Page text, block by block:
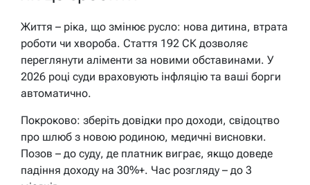
Життя – ріка, що змінює русло: нова дитина, втрата
роботи чи хвороба. Стаття 192 СК дозволяє
переглянути аліменти за новими обставинами. У
2026 році суди враховують інфляцію та ваші борги
автоматично.
Покроково: зберіть довідки про доходи, свідоцтво
про шлюб з новою родиною, медичні висновки.
Позов – до суду, де платник виграє, якщо доведе
падіння доходу на 30%+. Час розгляду – до 3